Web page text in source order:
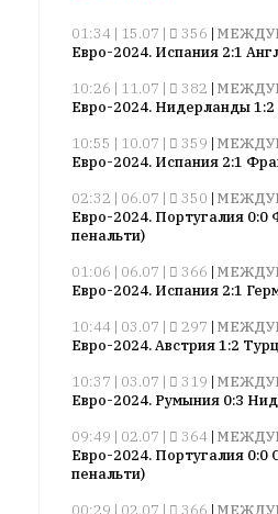
обновляется
большим
душой.
Редакция
авторские
кромсает
искажает
01:34 | 15.07 | 356 |
Евро-2024. Испания 2:1
10:26 | 11.07 |
382 |
Евро-2024. Нидерланды 1:2
10:55 | 10.07 |
359 |
Евро-2024. Испания 2:1
02:32 | 06.07 |
350 |
Евро-2024. Португалия 0:0
пенальти)
01:06 | 06.07 |
366 |
Евро-2024. Испания 2:1
10:44 | 03.07 |
297 |
Евро-2024. Австрия 1:2
10:37 | 03.07 |
319 |
Евро-2024. Румыния 0:3
09:49 | 02.07 |
364 |
Евро-2024. Португалия 0:0
пенальти)
00:29 | 02.07 |
366 |